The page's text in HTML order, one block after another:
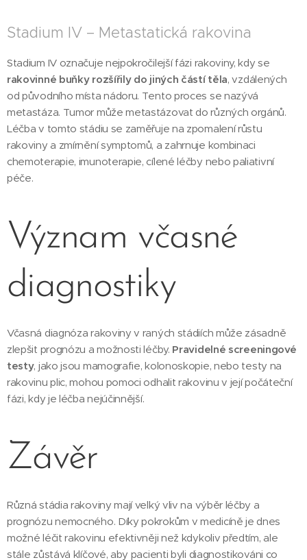
Stadium IV – Metastatická rakovina
Stadium IV označuje nejpokročilejší fázi rakoviny, kdy se
rakovinné buňky rozšířily do jiných částí těla, vzdálených
od původního místa nádoru. Tento proces se nazývá
metastáza. Tumor může metastázovat do různých orgánů.
Léčba v tomto stádiu se zaměřuje na zpomalení růstu
rakoviny a zmírnění symptomů, a zahrnuje kombinaci
chemoterapie, imunoterapie, cílené léčby nebo paliativní
péče.
Význam včasné
diagnostiky
Včasná diagnóza rakoviny v raných stádiích může zásadně
zlepšit prognózu a možnosti léčby. Pravidelné screeningové
testy, jako jsou mamografie, kolonoskopie, nebo testy na
rakovinu plic, mohou pomoci odhalit rakovinu v její počáteční
fázi, kdy je léčba nejúčinnější.
Závěr
Různá stádia rakoviny mají velký vliv na výběr léčby a
prognózu nemocného. Díky pokrokům v medicíně je dnes
možné léčit rakovinu efektivněji než kdykoliv předtím, ale
stále zůstává klíčové, aby pacienti byli diagnostikováni co